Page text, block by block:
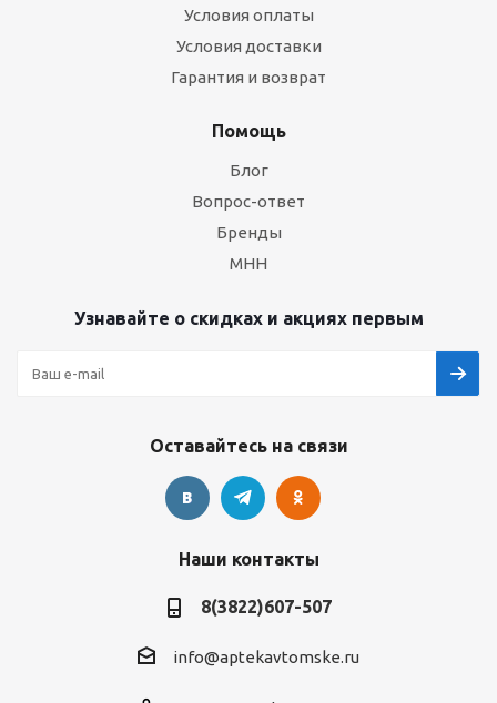
Условия оплаты
Условия доставки
Гарантия и возврат
Помощь
Блог
Вопрос-ответ
Бренды
МНН
Узнавайте о скидках и акциях первым
Оставайтесь на связи
Наши контакты
8(3822)607-507
info@aptekavtomske.ru